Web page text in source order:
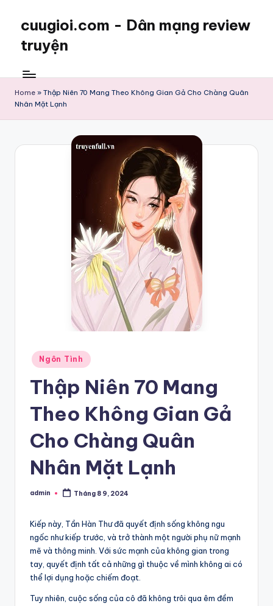
cuugioi.com - Dân mạng review
truyện
Home » Thập Niên 70 Mang Theo Không Gian Gả Cho Chàng Quân
Nhân Mặt Lạnh
Posted
in
Ngôn Tình
Thập Niên 70 Mang
Theo Không Gian Gả
Cho Chàng Quân
Nhân Mặt Lạnh
Posted
admin Tháng 8 9, 2024
Kiếp này, Tần Hàn Thư đã quyết định sống không ngu
ngốc như kiếp trước, và trở thành một người phụ nữ mạnh
mẽ và thông minh. Với sức mạnh của không gian trong
tay, quyết định tất cả những gì thuộc về mình không ai có
thể lợi dụng hoặc chiếm đoạt.
Tuy nhiên, cuộc sống của cô đã không trôi qua êm đềm